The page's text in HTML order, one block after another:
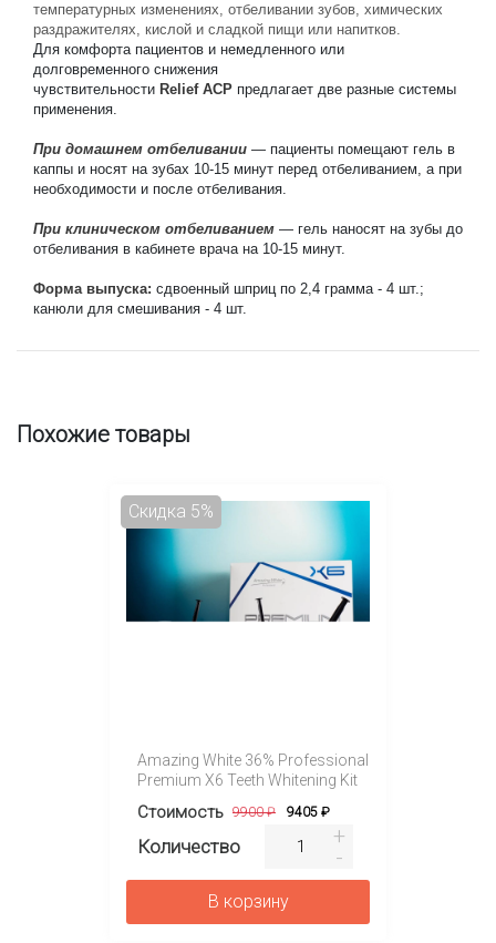
температурных изменениях, отбеливании зубов, химических
раздражителях, кислой и сладкой пищи или напитков.
Для комфорта пациентов и немедленного или
долговременного снижения
чувствительности Relief ACP предлагает две разные системы
применения.
При домашнем отбеливании — пациенты помещают гель в
каппы и носят на зубах 10-15 минут перед отбеливанием, а при
необходимости и после отбеливания.
При клиническом отбеливанием — гель наносят на зубы до
отбеливания в кабинете врача на 10-15 минут.
Форма выпуска: сдвоенный шприц по 2,4 грамма - 4 шт.;
канюли для смешивания - 4 шт.
Похожие товары
Amazing White 36% Professional
Premium X6 Teeth Whitening Kit
Стоимость
Скидка 5%
9900 ₽ 9405 ₽
Количество
В корзину